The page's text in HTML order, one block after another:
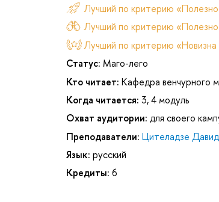
Лучший по критерию
Лучший по критерию
Лучший по критерию «Новизна
Статус: Маго-лего
Кто читает: Кафедра венчурного
Когда читается: 3, 4 модуль
Охват аудитории: для своего
Преподаватели: Цителадзе
Язык: русский
Кредиты: 6